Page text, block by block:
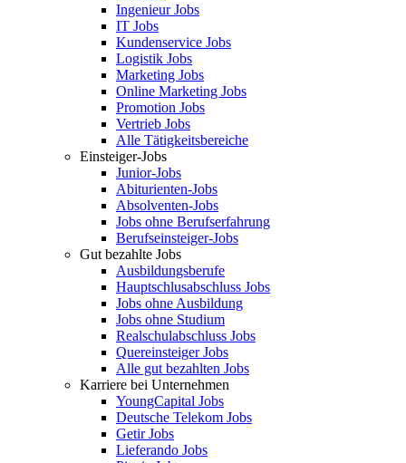
Ingenieur Jobs
IT Jobs
Kundenservice Jobs
Logistik Jobs
Marketing Jobs
Online Marketing Jobs
Promotion Jobs
Vertrieb Jobs
Alle Tätigkeitsbereiche
Einsteiger-Jobs
Junior-Jobs
Abiturienten-Jobs
Absolventen-Jobs
Jobs ohne Berufserfahrung
Berufseinsteiger-Jobs
Gut bezahlte Jobs
Ausbildungsberufe
Hauptschlusabschluss Jobs
Jobs ohne Ausbildung
Jobs ohne Studium
Realschulabschluss Jobs
Quereinsteiger Jobs
Alle gut bezahlten Jobs
Karriere bei Unternehmen
YoungCapital Jobs
Deutsche Telekom Jobs
Getir Jobs
Lieferando Jobs